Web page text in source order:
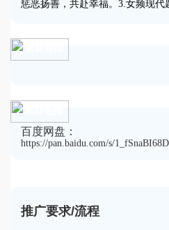
惩恶扬善，共赴幸福。3.女频现代
百度网盘：
https://pan.baidu.com/s/
推广要求/流程